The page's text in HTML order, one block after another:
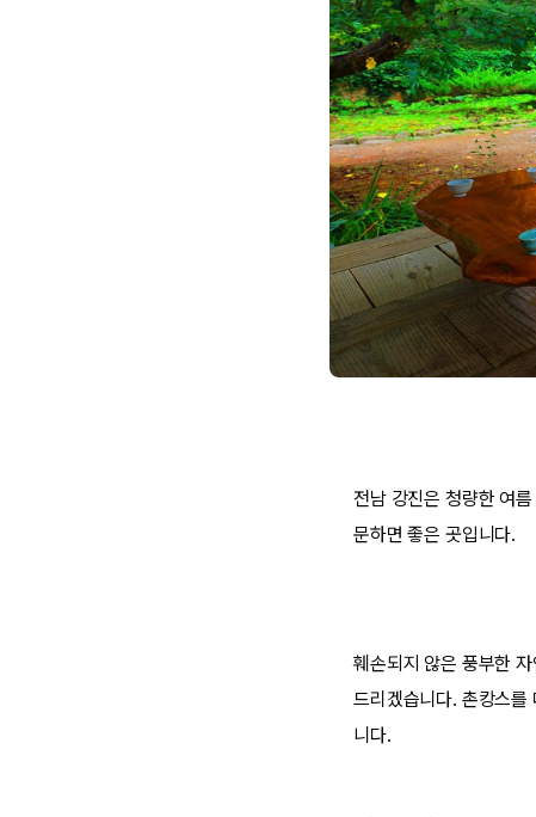
전남 강진은 청량한 여
문하면 좋은 곳입니다.
훼손되지 않은 풍부한
드리겠습니다. 촌캉스를
니다.